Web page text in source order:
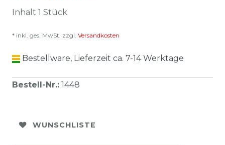
Inhalt 1 Stück
* inkl. ges. MwSt. zzgl. Versandkosten
Bestellware, Lieferzeit ca. 7-14 Werktage
Bestell-Nr.: 1448
WUNSCHLISTE